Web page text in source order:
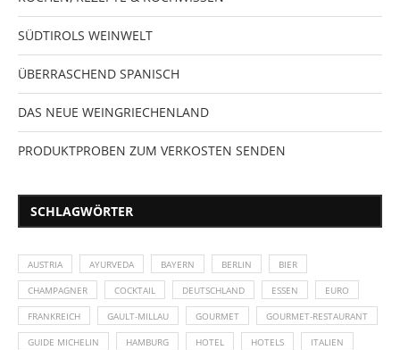
SÜDTIROLS WEINWELT
ÜBERRASCHEND SPANISCH
DAS NEUE WEINGRIECHENLAND
PRODUKTPROBEN ZUM VERKOSTEN SENDEN
SCHLAGWÖRTER
AUSTRIA AYURVEDA BAYERN BERLIN BIER
CHAMPAGNER COCKTAIL DEUTSCHLAND ESSEN EURO
FRANKREICH GAULT-MILLAU GOURMET GOURMET-RESTAURANT
GUIDE MICHELIN HAMBURG HOTEL HOTELS ITALIEN